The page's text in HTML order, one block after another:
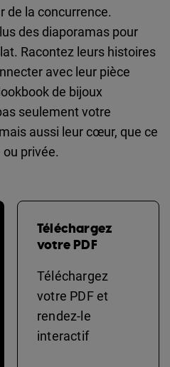
de la concurrence.
des diaporamas pour
Racontez leurs histoires
avec leur pièce
de bijoux
seulement votre
aussi leur cœur, que ce
privée.
Téléchargez
votre PDF
Téléchargez
votre PDF et
rendez-le
interactif